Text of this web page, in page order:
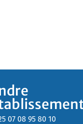
07 08 95 80 10